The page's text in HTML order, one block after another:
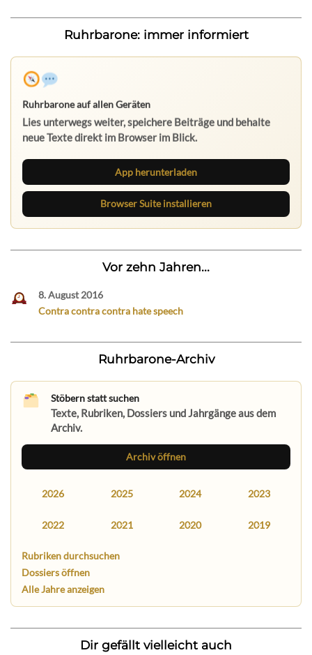
Ruhrbarone: immer informiert
Ruhrbarone auf allen Geräten
Lies unterwegs weiter, speichere Beiträge und behalte
neue Texte direkt im Browser im Blick.
App herunterladen
Browser Suite installieren
Vor zehn Jahren...
8. August 2016
Contra contra contra hate speech
Ruhrbarone-Archiv
Stöbern statt suchen
Texte, Rubriken, Dossiers und Jahrgänge aus dem
Archiv.
Archiv öffnen
2026 2025 2024 2023
2022 2021 2020 2019
Rubriken durchsuchen
Dossiers öffnen
Alle Jahre anzeigen
Dir gefällt vielleicht auch